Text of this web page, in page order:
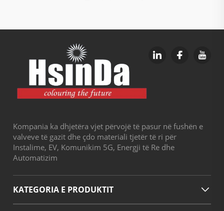
Kompania ka dhjetëra vjet përvojë të pasur në fushën e
valveve të gazit dhe çdo materiali tjetër të ri për
Instalime, EV, Komunikim 5G, Energji të Re dhe
Automatizim
KATEGORIA E PRODUKTIT